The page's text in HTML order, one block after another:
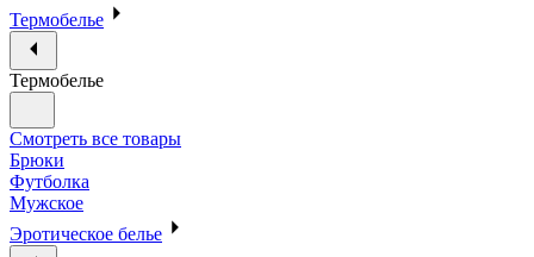
Термобелье
Термобелье
Смотреть все товары
Брюки
Футболка
Мужское
Эротическое белье